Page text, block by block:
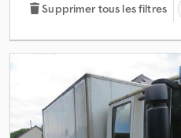
Supprimer tous les filtres